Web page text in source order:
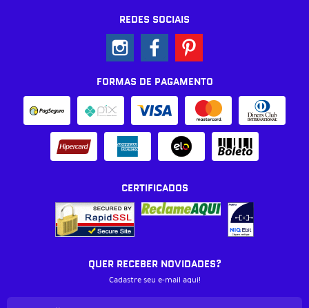
REDES SOCIAIS
FORMAS DE PAGAMENTO
CERTIFICADOS
QUER RECEBER NOVIDADES?
Cadastre seu e-mail aqui!